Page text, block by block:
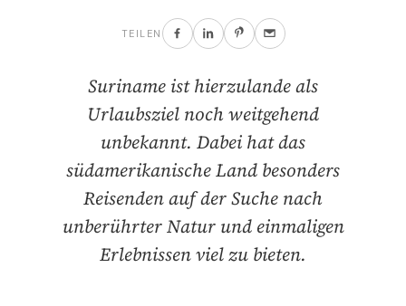
TEILEN
Suriname ist hierzulande als
Urlaubsziel noch weitgehend
unbekannt. Dabei hat das
südamerikanische Land besonders
Reisenden auf der Suche nach
unberührter Natur und einmaligen
Erlebnissen viel zu bieten.